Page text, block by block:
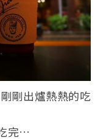
剛出爐熱熱的吃
完…